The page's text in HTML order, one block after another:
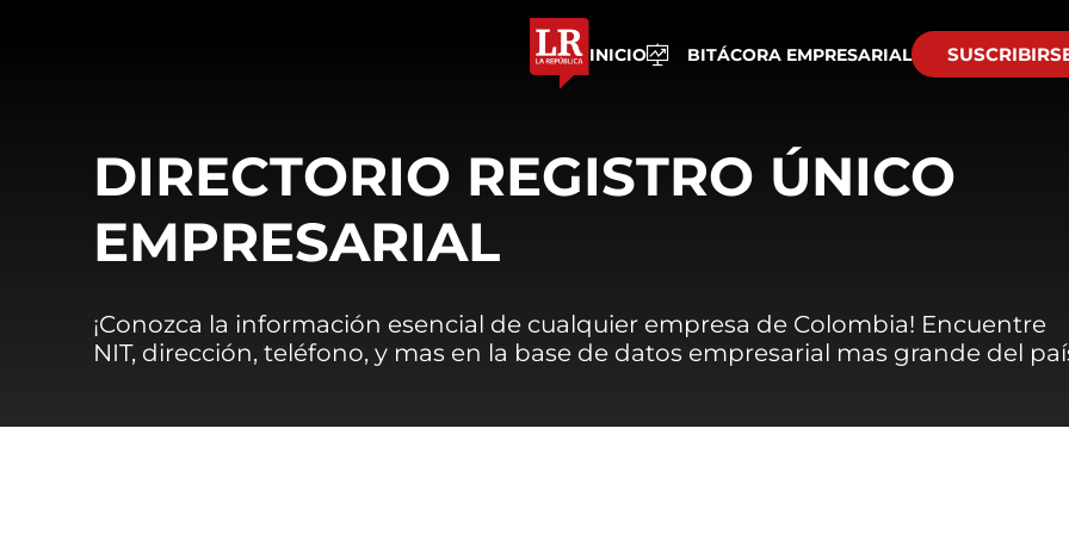
INICIO BITÁCORA EMPRESARIAL
DIRECTORIO REGISTRO ÚNICO
EMPRESARIAL
¡Conozca la información esencial de cualquier empresa de Colombia! Encuentre
NIT, dirección, teléfono, y mas en la base de datos empresarial mas grande del